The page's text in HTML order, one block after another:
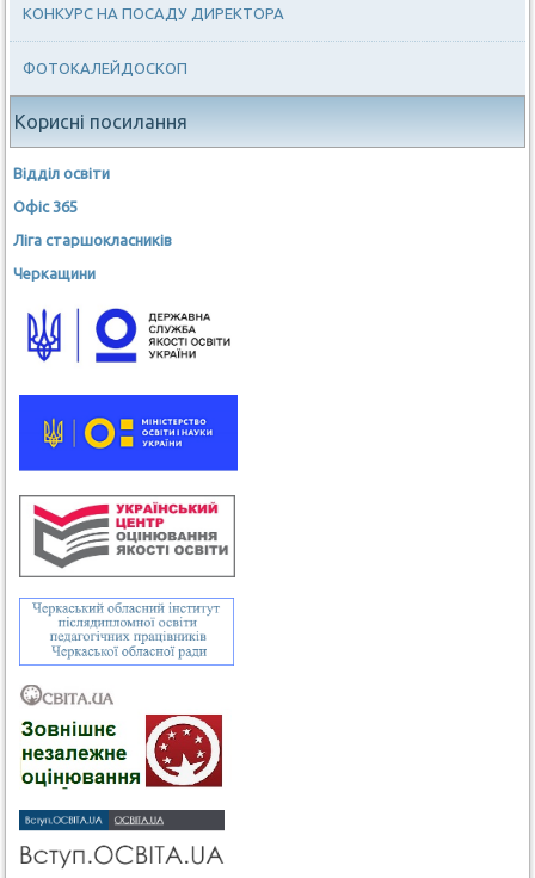
КОНКУРС НА ПОСАДУ ДИРЕКТОРА
ФОТОКАЛЕЙДОСКОП
Корисні посилання
Відділ освіти
Офіс 365
Ліга старшокласників
Черкащини